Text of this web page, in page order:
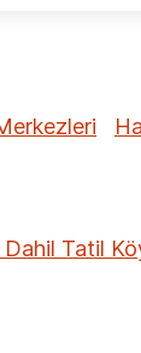
Tatil